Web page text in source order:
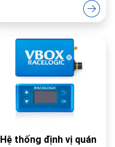
Hệ thống định vị quán